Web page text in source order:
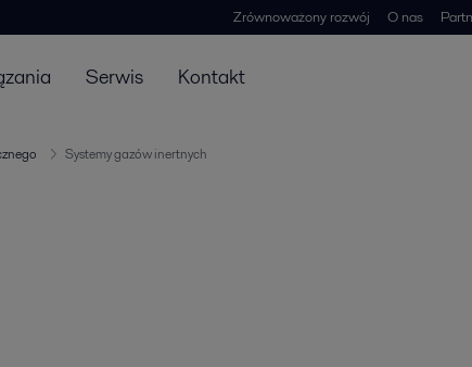
Zrównoważony rozwój O nas
Serwis Kontakt
Systemy gazów inertnych